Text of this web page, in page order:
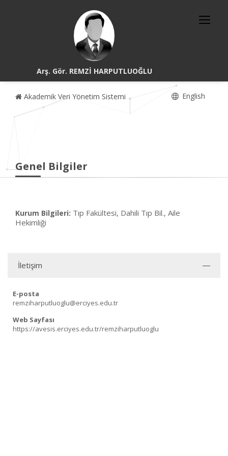
Arş. Gör. REMZİ HARPUTLUOĞLU
Akademik Veri Yönetim Sistemi English
Genel Bilgiler
Kurum Bilgileri: Tıp Fakültesi, Dahili Tıp Bil., Aile
Hekimliği
İletişim
E-posta
remziharputluoglu@erciyes.edu.tr
Web Sayfası
https://avesis.erciyes.edu.tr/remziharputluoglu